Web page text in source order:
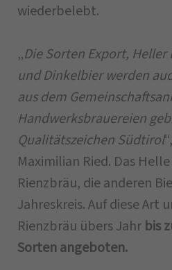
wiederbelebt.
„Die Sorten Export,
und Dinkelbier werden
aus dem
Handwerksbrauereien
Qualitätszeichen Südtirol
Maximilian Ried. Das
Rienzbräu, die anderen
Jahreskreis. Auf diese Art
Rienzbräu übers Jahr bis
Sorten angeboten.